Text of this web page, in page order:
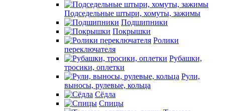
Подседельные штыри, хомуты, зажимы
Подшипники
Покрышки
Ролики
переключателя
Рубашки,
тросики, оплетки
Рули,
выносы, рулевые, кольца
Сёдла
Спицы